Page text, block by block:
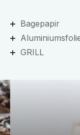
Bagepapir
GRILL